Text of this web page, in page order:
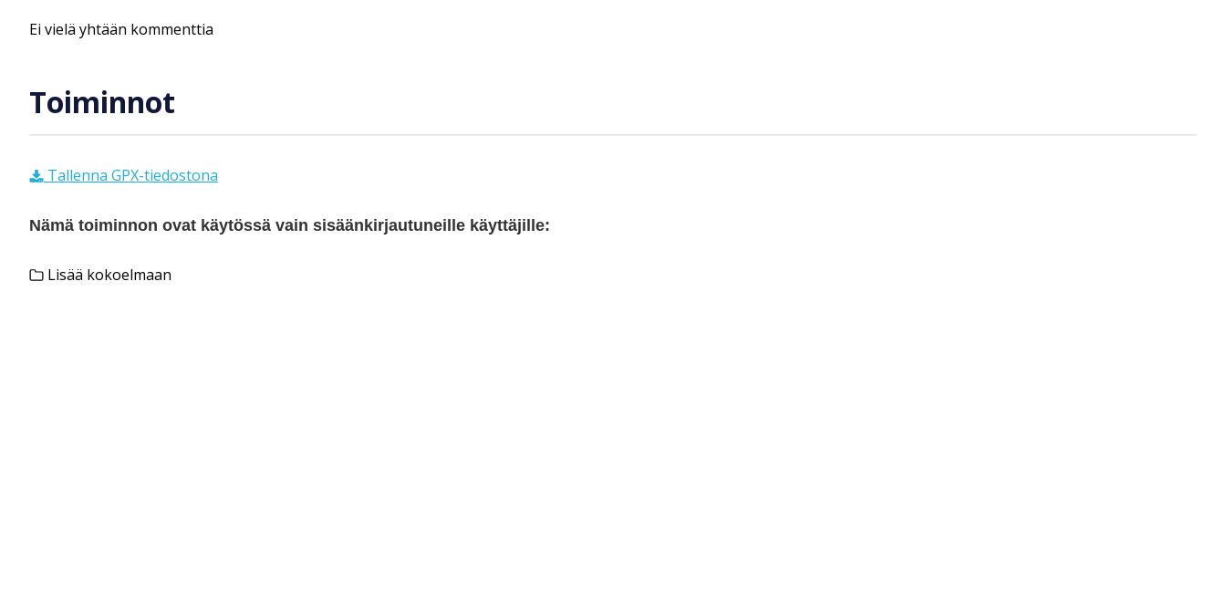
Ei vielä yhtään kommenttia
Toiminnot
Tallenna GPX-tiedostona
Nämä toiminnon ovat käytössä vain sisäänkirjautuneille käyttäjille:
Lisää kokoelmaan